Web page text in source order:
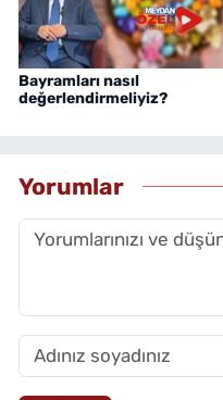
Bayramları nasıl
değerlendirmeliyiz?
Yorumlar